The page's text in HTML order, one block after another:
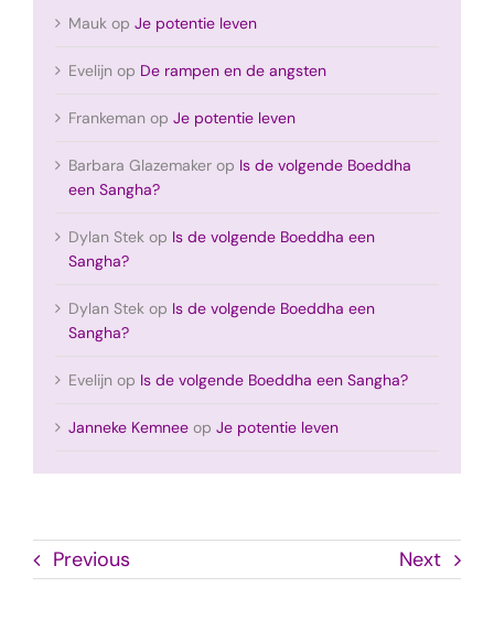
Mauk op Je potentie leven
Evelijn op De rampen en de angsten
Frankeman op Je potentie leven
Barbara Glazemakerop Is de volgende Boeddha
een Sangha?
Dylan Stek op Is de volgende Boeddha een
Sangha?
Dylan Stek op Is de volgende Boeddha een
Sangha?
Evelijn op Is de volgende Boeddha een Sangha?
Janneke Kemneeop Je potentie leven
Previous Next